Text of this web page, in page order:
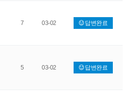
7 03-02 답변완료
5 03-02 답변완료